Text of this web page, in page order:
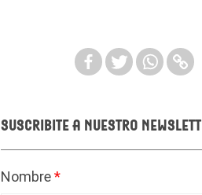
Suscribite a nuestro
Nombre